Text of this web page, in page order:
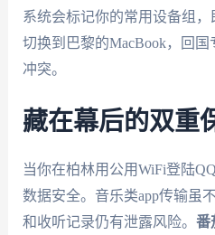
系统会标记你的常用设备组
切换到巴黎的MacBook，回
冲突。
藏在幕后的双重
当你在柏林用公用WiFi登陆
数据安全。音乐类app传输虽
和收听记录仍有泄露风险。 番